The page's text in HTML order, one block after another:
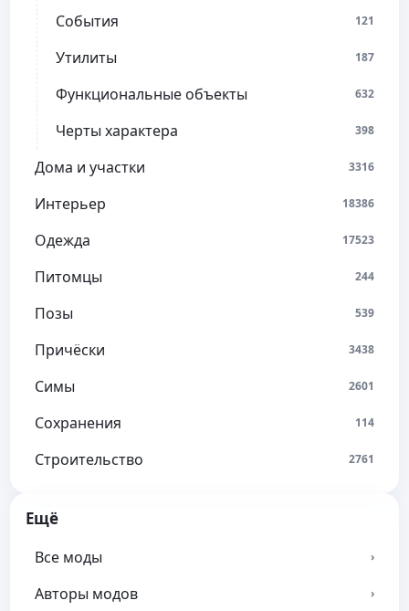
События 121
Утилиты 187
Функциональные объекты 632
Черты характера 398
Дома и участки 3316
Интерьер 18386
Одежда 17523
Питомцы 244
Позы 539
Причёски 3438
Симы 2601
Сохранения 114
Строительство 2761
Ещё
Все моды ›
Авторы модов ›